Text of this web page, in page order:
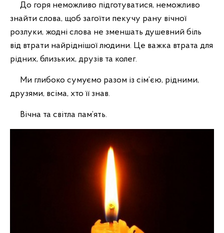
До горя неможливо підготуватися, неможливо
знайти слова, щоб загоїти пекучу рану вічної
розлуки, жодні слова не зменшать душевний біль
від втрати найріднішої людини. Це важка втрата для
рідних, близьких, друзів та колег.
Ми глибоко сумуємо разом із сім’єю, рідними,
друзями, всіма, хто її знав.
Вічна та світла пам’ять.